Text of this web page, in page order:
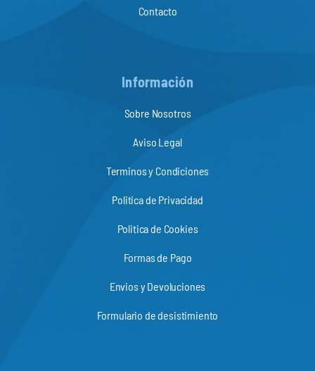
Contacto
Información
Sobre Nosotros
Aviso Legal
Terminos y Condiciones
Politica de Privacidad
Politica de Cookies
Formas de Pago
Envios y Devoluciones
Formulario de desistimiento